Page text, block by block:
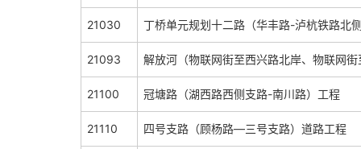
21030 丁桥单元规划十二路（华丰路-泸杭铁路北
21093 解放河（物联网街至西兴路北岸、物联网
21100 冠塘路（湖西路西侧支路-南川路）工程
21110 四号支路（顾杨路—三号支路）道路工程